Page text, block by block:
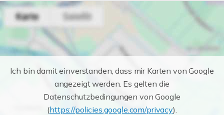
Ich bin damit einverstanden, dass mir Karten von Google
angezeigt werden. Es gelten die
Datenschutzbedingungen von Google
(https://policies.google.com/privacy).